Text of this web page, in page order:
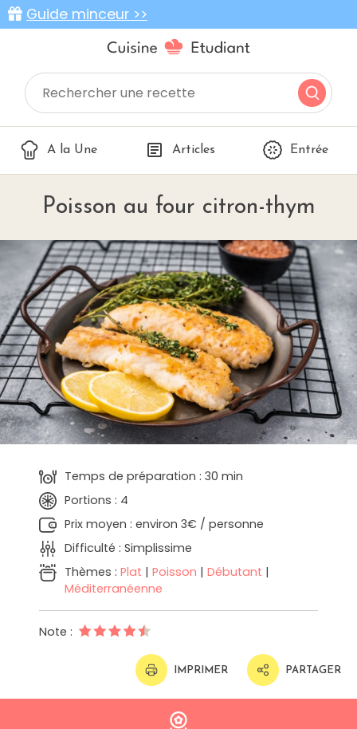
Guide minceur >>
A la Une Articles Entrée
Poisson au four citron-thym
Temps de préparation : 30 min
Portions : 4
Prix moyen : environ 3€ / personne
Difficulté : Simplissime
Thèmes : Plat | Poisson | Débutant |
Méditerranéenne
Note :
IMPRIMER PARTAGER